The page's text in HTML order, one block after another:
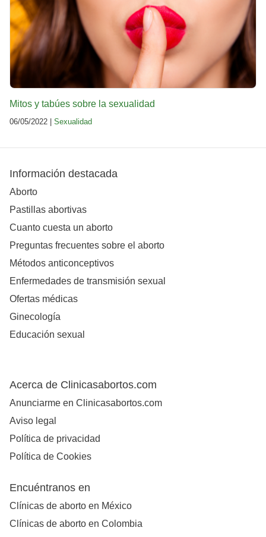
Mitos y tabúes sobre la sexualidad
06/05/2022 | Sexualidad
Información destacada
Aborto
Pastillas abortivas
Cuanto cuesta un aborto
Preguntas frecuentes sobre el aborto
Métodos anticonceptivos
Enfermedades de transmisión sexual
Ofertas médicas
Ginecología
Educación sexual
Acerca de Clinicasabortos.com
Anunciarme en Clinicasabortos.com
Aviso legal
Política de privacidad
Política de Cookies
Encuéntranos en
Clínicas de aborto en México
Clínicas de aborto en Colombia